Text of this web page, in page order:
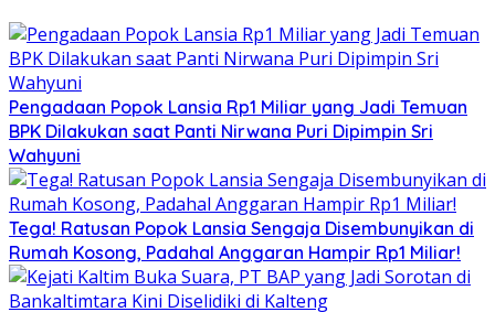
Pengadaan Popok Lansia Rp1 Miliar yang Jadi Temuan
BPK Dilakukan saat Panti Nirwana Puri Dipimpin Sri
Wahyuni
Tega! Ratusan Popok Lansia Sengaja Disembunyikan di
Rumah Kosong, Padahal Anggaran Hampir Rp1 Miliar!